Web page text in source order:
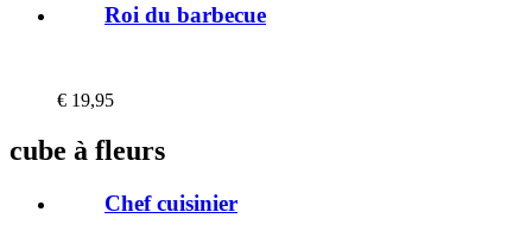
Roi du barbecue
€ 19,95
cube à fleurs
Chef cuisinier